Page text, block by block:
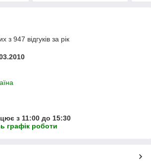
з 947 відгуків за рік
з 11:00 до 15:30
графік роботи